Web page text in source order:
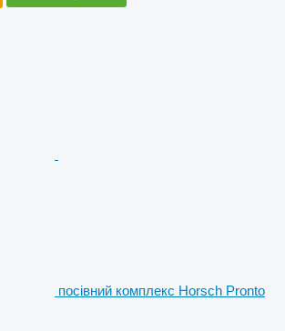
посівний комплекс Horsch Pronto